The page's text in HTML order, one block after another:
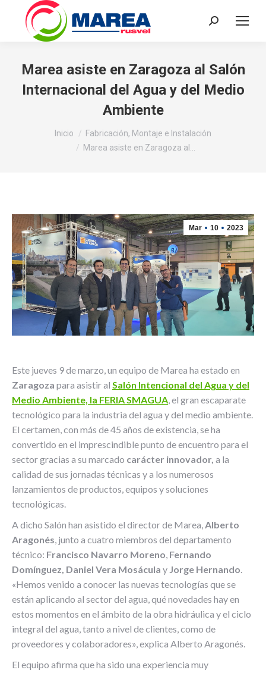
Buscar:
Marea asiste en Zaragoza al Salón
Internacional del Agua y del Medio
Ambiente
Inicio
Fabricación, Montaje e Instalación
Marea asiste en Zaragoza al…
Mar 10 2023
Este jueves 9 de marzo, un equipo de Marea ha estado en
Zaragoza para asistir al Salón Intencional del Agua y del
Medio Ambiente, la FERIA SMAGUA, el gran escaparate
tecnológico para la industria del agua y del medio ambiente.
El certamen, con más de 45 años de existencia, se ha
convertido en el imprescindible punto de encuentro para el
sector gracias a su marcado carácter innovador, a la
calidad de sus jornadas técnicas y a los numerosos
lanzamientos de productos, equipos y soluciones
tecnológicas.
A dicho Salón han asistido el director de Marea,Alberto
Aragonés, junto a cuatro miembros del departamento
técnico: Francisco Navarro Moreno, Fernando
Domínguez, Daniel Vera Mosácula y Jorge Hernando.
«Hemos venido a conocer las nuevas tecnologías que se
están aplicando al sector del agua, qué novedades hay en
estos momentos en el ámbito de la obra hidráulica y el ciclo
integral del agua, tanto a nivel de clientes, como de
proveedores y colaboradores», explica Alberto Aragonés.
El equipo afirma que ha sido una experiencia muy